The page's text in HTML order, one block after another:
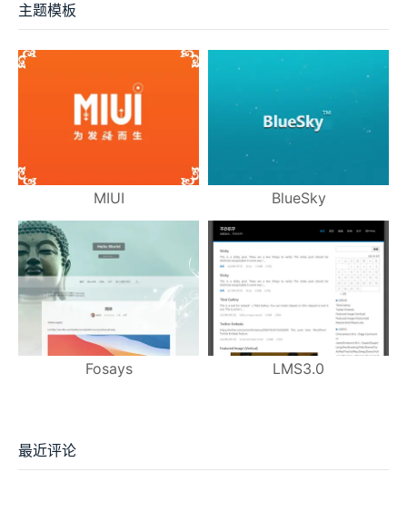
主题模板
MIUI BlueSky
Fosays LMS3.0
最近评论